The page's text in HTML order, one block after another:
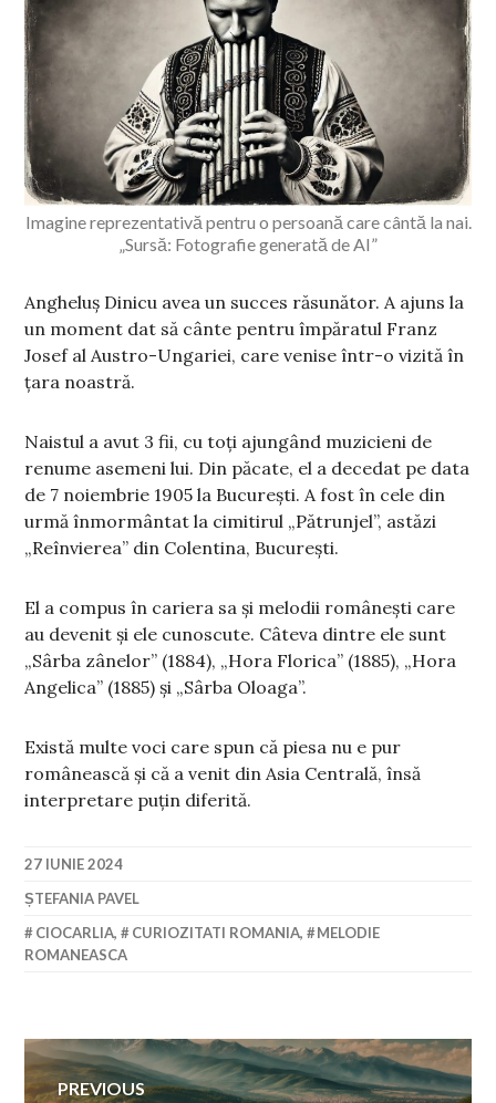
Imagine reprezentativă pentru o persoană care cântă la nai.
„Sursă: Fotografie generată de AI”
Angheluș Dinicu avea un succes răsunător. A ajuns la
un moment dat să cânte pentru împăratul Franz
Josef al Austro-Ungariei, care venise într-o vizită în
țara noastră.
Naistul a avut 3 fii, cu toți ajungând muzicieni de
renume asemeni lui. Din păcate, el a decedat pe data
de 7 noiembrie 1905 la București. A fost în cele din
urmă înmormântat la cimitirul „Pătrunjel”, astăzi
„Reînvierea” din Colentina, București.
El a compus în cariera sa și melodii românești care
au devenit și ele cunoscute. Câteva dintre ele sunt
„Sârba zânelor” (1884), „Hora Florica” (1885), „Hora
Angelica” (1885) și „Sârba Oloaga”.
Există multe voci care spun că piesa nu e pur
românească și că a venit din Asia Centrală, însă
interpretare puțin diferită.
27 IUNIE 2024
ȘTEFANIA PAVEL
CIOCARLIA, CURIOZITATI ROMANIA,
MELODIE
ROMANEASCA
Navigare
PREVIOUS